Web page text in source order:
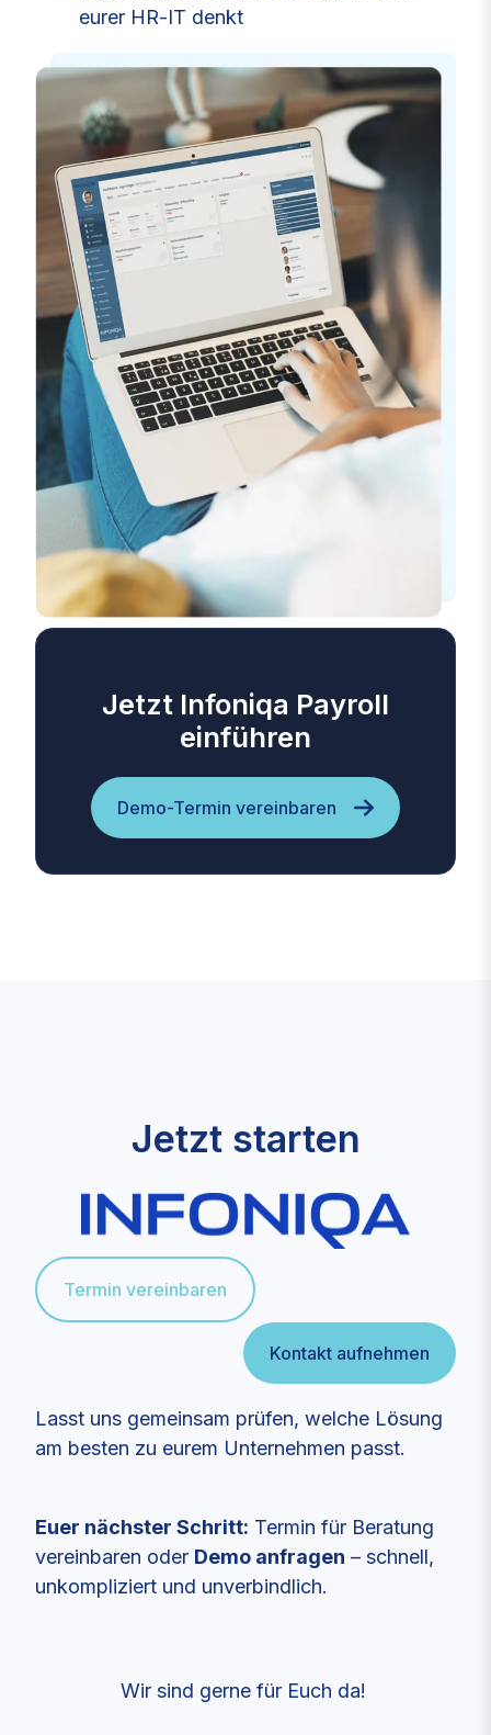
eurer HR‑IT denkt
Jetzt Infoniqa Payroll
einführen
Demo-Termin vereinbaren
Jetzt starten
Termin vereinbaren
Kontakt aufnehmen
Lasst uns gemeinsam prüfen, welche Lösung
am besten zu eurem Unternehmen passt.
Euer nächster Schritt: Termin für Beratung
vereinbaren oder Demo anfragen – schnell,
unkompliziert und unverbindlich.
Wir sind gerne für Euch da!